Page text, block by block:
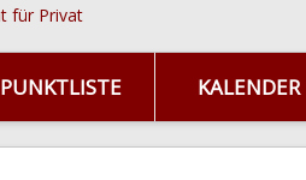
PUNKTLISTE KALENDER